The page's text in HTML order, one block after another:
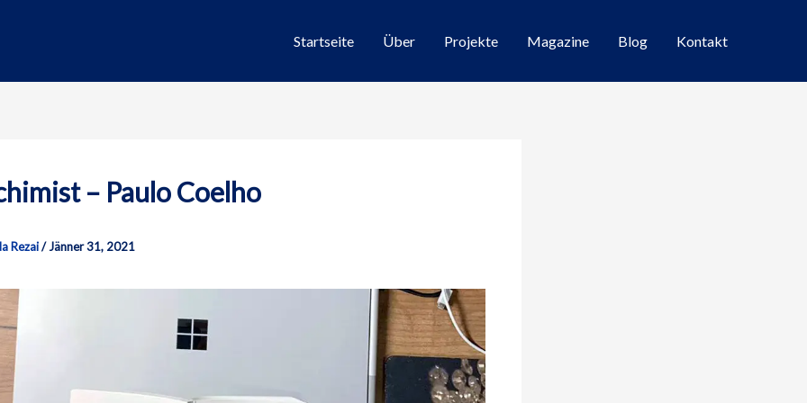
Startseite Über Projekte Magazine Blog Kontakt
– Paulo Coelho
Rezai/Jänner 31, 2021